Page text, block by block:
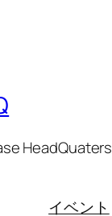
HeadQuaters
イベント